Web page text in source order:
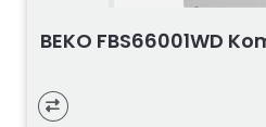
BEKO FBS66001WD